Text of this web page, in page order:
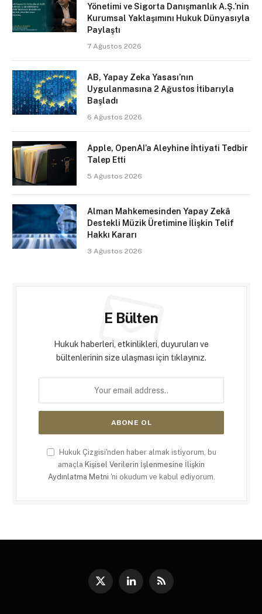
Yönetimi ve Sigorta Danışmanlık A.Ş.’nin
Kurumsal Yaklaşımını Hukuk Dünyasıyla
Paylaştı
7 Ağustos 2026
AB, Yapay Zeka Yasası’nın
Uygulanmasına 2 Ağustos İtibarıyla
Başladı
6 Ağustos 2026
Apple, OpenAI’a Aleyhine İhtiyati Tedbir
Talep Etti
5 Ağustos 2026
Alman Mahkemesinden Yapay Zekâ
Destekli Müzik Üretimine İlişkin Telif
Hakkı Kararı
3 Ağustos 2026
E Bülten
Hukuk haberleri, etkinlikleri, duyuruları ve
bültenlerinin size ulaşması için tıklayınız.
Hukuk Çizgisi'nden haber almak istiyorum, bu
amaçla Kişisel Verilerin İşlenmesine İlişkin
Aydınlatma Metni 'ni okudum ve kabul ediyorum.
X
LinkedInRSS